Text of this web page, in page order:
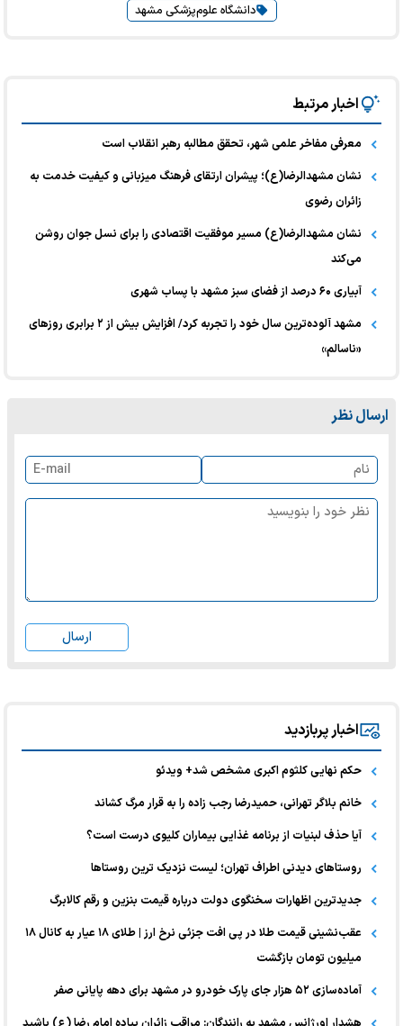
دانشگاه علوم‌پزشکی مشهد
اخبار مرتبط
معرفی مفاخر علمی شهر، تحقق مطالبه رهبر انقلاب است
نشان مشهدالرضا(ع)؛ پیشران ارتقای فرهنگ میزبانی و کیفیت خدمت به
زائران رضوی
نشان مشهدالرضا(ع) مسیر موفقیت اقتصادی را برای نسل جوان روشن
می‌کند
آبیاری ۶۰ درصد از فضای سبز مشهد با پساب شهری
مشهد آلوده‌ترین سال خود را تجربه کرد/ افزایش بیش از ۲ برابری روزهای
«ناسالم»
ارسال نظر
ارسال
اخبار پربازدید
حکم نهایی کلثوم اکبری مشخص شد+ ویدئو
خانم بلاگر تهرانی، حمیدرضا رجب زاده را به قرار مرگ کشاند
آیا حذف لبنیات از برنامه غذایی بیماران کلیوی درست است؟
روستاهای دیدنی اطراف تهران؛ لیست نزدیک ترین روستاها
جدیدترین اظهارات سخنگوی دولت درباره قیمت بنزین و رقم کالابرگ
عقب‌نشینی قیمت طلا در پی افت جزئی نرخ ارز | طلای ۱۸ عیار به کانال ۱۸
میلیون تومان بازگشت
آماده‌سازی ۵۲ هزار جای پارک خودرو در مشهد برای دهه پایانی صفر